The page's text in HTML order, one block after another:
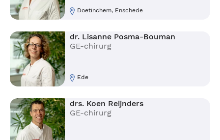
Doetinchem, Enschede
dr. Lisanne Posma-Bouman
GE-chirurg
Ede
drs. Koen Reijnders
GE-chirurg